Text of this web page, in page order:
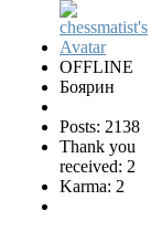
OFFLINE
Боярин
Posts: 2138
Thank you
received: 2
Karma: 2